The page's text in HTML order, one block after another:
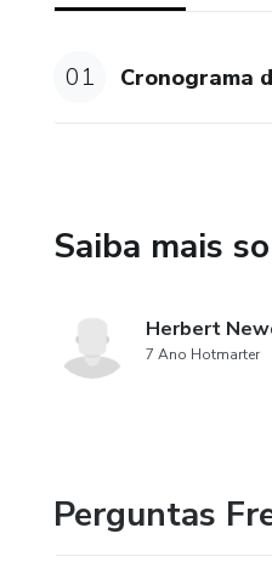
01 Cronograma
Saiba mais
Herbert
7 Ano Hotmarter
Perguntas